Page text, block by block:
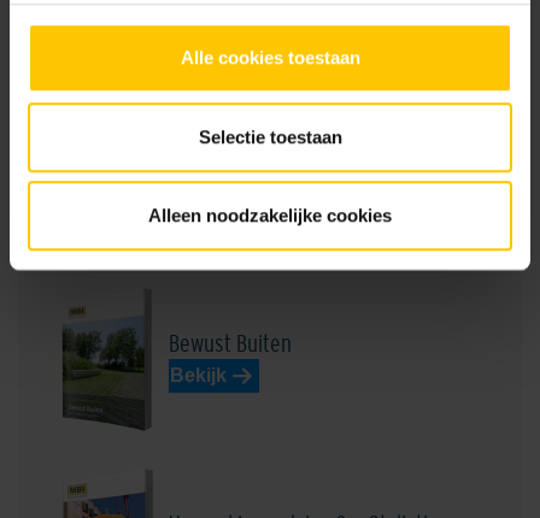
Alle cookies toestaan
Selectie toestaan
Alleen noodzakelijke cookies
Bewust Buiten
Bekijk